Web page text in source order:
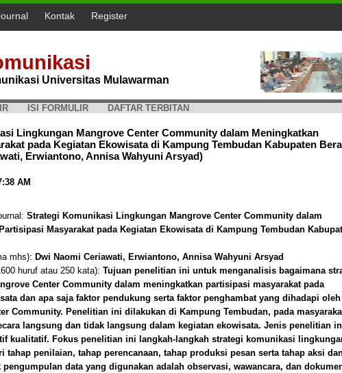
Kontak Register
Universitas Mulawarman
ISI FORMULIR DAFTAR TERBITAN
Lingkungan Mangrove Center Community dalam Meningkatkan
pada Kegiatan Ekowisata di Kampung Tembudan Kabupaten
Erwiantono, Annisa Wahyuni Arsyad)
AM
Strategi Komunikasi Lingkungan Mangrove Center Community dalam
Masyarakat pada Kegiatan Ekowisata di Kampung Tembudan
mhs): Dwi Naomi Ceriawati, Erwiantono, Annisa Wahyuni Arsyad
huruf atau 250 kata): Tujuan penelitian ini untuk menganalisis bagaimana
Center Community dalam meningkatkan partisipasi masyarakat pada
dan apa saja faktor pendukung serta faktor penghambat yang dihadapi oleh
Community. Penelitian ini dilakukan di Kampung Tembudan, pada
langsung dan tidak langsung dalam kegiatan ekowisata. Jenis penelitian
kualitatif. Fokus penelitian ini langkah-langkah strategi komunikasi
tahap penilaian, tahap perencanaan, tahap produksi pesan serta tahap aksi
pengumpulan data yang digunakan adalah observasi, wawancara, dan